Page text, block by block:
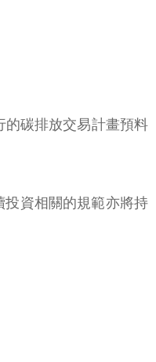
的碳排放交易計畫預料
投資相關的規範亦將持